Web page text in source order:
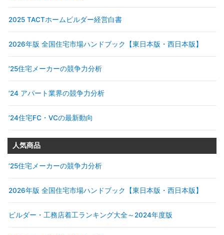
2025 TACTホームビルダー経営白書
2026年版 全国住宅市場ハンドブック【東日本版・西日本版】
’25住宅メーカーの競争力分析
’24 アパート業界の競争力分析
’24住宅FC・VCの最新動向
人気商品
’25住宅メーカーの競争力分析
2026年版 全国住宅市場ハンドブック【東日本版・西日本版】
ビルダー・工務店着工ランキング大全～2024年度版